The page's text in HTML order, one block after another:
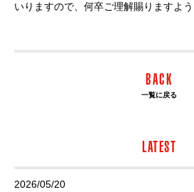
いりますので、何卒ご理解賜りますよう
BACK
一覧に戻る
LATEST
2026/05/20